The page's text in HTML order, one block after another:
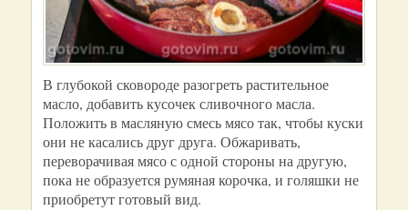
В глубокой сковороде разогреть растительное
масло, добавить кусочек сливочного масла.
Положить в масляную смесь мясо так, чтобы куски
они не касались друг друга. Обжаривать,
переворачивая мясо с одной стороны на другую,
пока не образуется румяная корочка, и голяшки не
приобретут готовый вид.